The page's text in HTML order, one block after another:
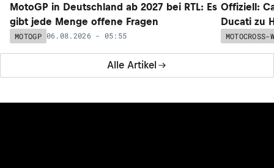
Alle Artikel
MotoGP in Deutschland ab 2027 bei RTL: Es
gibt jede Menge offene Fragen
MOTOGP 06.08.2026 - 05:55
Offiziell:
Ducati zu
MOTOCROSS-